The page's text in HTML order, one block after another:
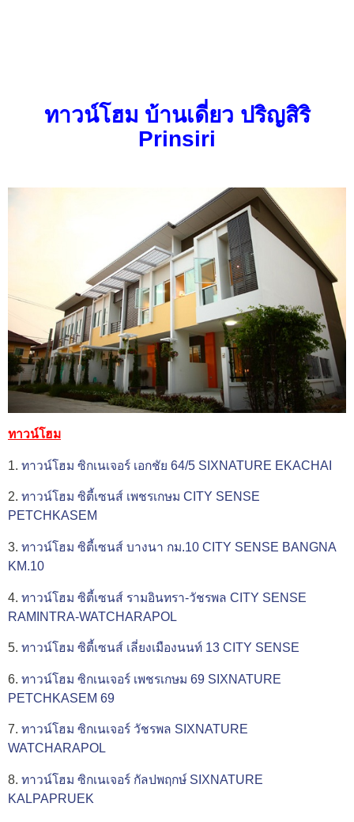
ทาวน์โฮม บ้านเดี่ยว ปริญสิริ
Prinsiri
ทาวน์โฮม
1. ทาวน์โฮม ซิกเนเจอร์ เอกชัย 64/5 SIXNATURE EKACHAI
2. ทาวน์โฮม ซิตี้เซนส์ เพชรเกษม CITY SENSE
PETCHKASEM
3. ทาวน์โฮม ซิตี้เซนส์ บางนา กม.10 CITY SENSE BANGNA
KM.10
4. ทาวน์โฮม ซิตี้เซนส์ รามอินทรา-วัชรพล CITY SENSE
RAMINTRA-WATCHARAPOL
5. ทาวน์โฮม ซิตี้เซนส์ เลี่ยงเมืองนนท์ 13 CITY SENSE
6. ทาวน์โฮม ซิกเนเจอร์ เพชรเกษม 69 SIXNATURE
PETCHKASEM 69
7. ทาวน์โฮม ซิกเนเจอร์ วัชรพล SIXNATURE
WATCHARAPOL
8. ทาวน์โฮม ซิกเนเจอร์ กัลปพฤกษ์ SIXNATURE
KALPAPRUEK